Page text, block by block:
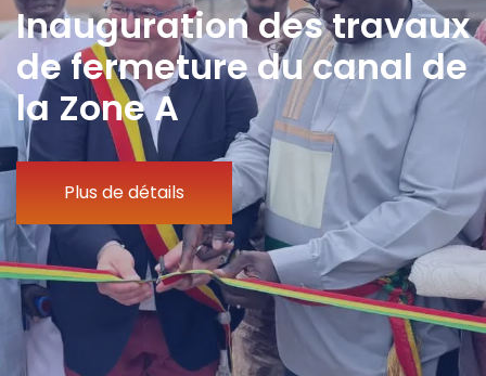
Inauguration des travaux
de fermeture du canal de
la Zone A
Plus de détails